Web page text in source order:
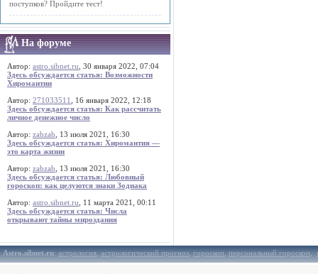
поступков? Пройдите тест!
На форуме
Автор: astro.sibnet.ru , 30 января 2022, 07:04
Здесь обсуждается статья: Возможности
Хиромантии
Автор: 271033511
, 16 января 2022, 12:18
Здесь обсуждается статья: Как рассчитать
личное денежное число
Автор: zabzab , 13 июля 2021, 16:30
Здесь обсуждается статья: Хиромантия —
это карта жизни
Автор: zabzab , 13 июля 2021, 16:30
Здесь обсуждается статья: Любовный
гороскоп: как целуются знаки Зодиака
Автор: astro.sibnet.ru , 11 марта 2021, 00:11
Здесь обсуждается статья: Числа
открывают тайны мироздания
Astro.sibnet.ru:астрология,астрологический прогноз,гороскоп,персональный гороскоп,